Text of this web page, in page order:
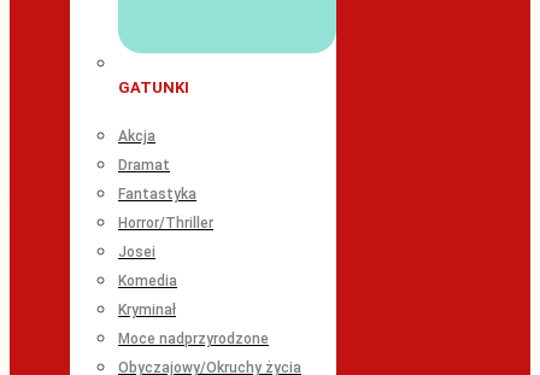
GATUNKI
Akcja
Dramat
Fantastyka
Horror/Thriller
Josei
Komedia
Kryminał
Moce nadprzyrodzone
Obyczajowy/Okruchy życia